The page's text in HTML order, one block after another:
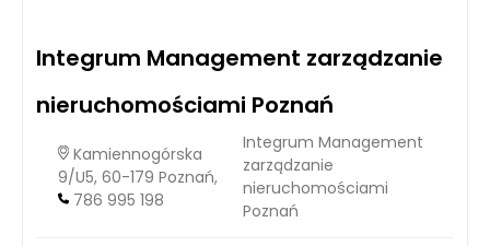
Integrum Management zarządzanie
nieruchomościami Poznań
Kamiennogórska
9/U5, 60-179 Poznań,
786 995 198
Integrum Management
zarządzanie
nieruchomościami
Poznań